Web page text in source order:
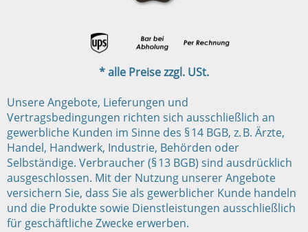
* alle Preise zzgl. USt.
Unsere Angebote, Lieferungen und
Vertragsbedingungen richten sich ausschließlich an
gewerbliche Kunden im Sinne des § 14 BGB, z. B. Ärzte,
Handel, Handwerk, Industrie, Behörden oder
Selbständige. Verbraucher (§ 13 BGB) sind ausdrücklich
ausgeschlossen. Mit der Nutzung unserer Angebote
versichern Sie, dass Sie als gewerblicher Kunde handeln
und die Produkte sowie Dienstleistungen ausschließlich
für geschäftliche Zwecke erwerben.